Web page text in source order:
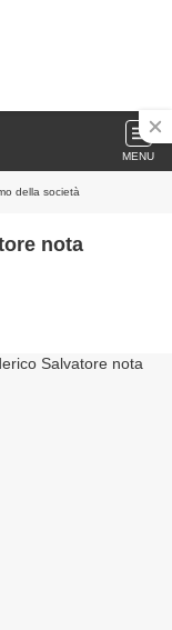
MENU
della società
nota